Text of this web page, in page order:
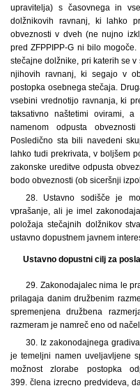
upravitelja) s časovnega in
dolžnikovih ravnanj, ki lahko
obveznosti v dveh (ne nujno
pred ZFPPIPP-G ni bilo
stečajne dolžnike, pri katerih se
njihovih ravnanj, ki segajo v
postopka osebnega stečaja.
vsebini vrednotijo ravnanja, ki
taksativno naštetimi ovirami,
namenom odpusta
Posledično sta bili navedeni
lahko tudi prekrivata, v boljšem
zakonske ureditve odpusta
bodo obveznosti (ob siceršnji
28. Ustavno sodišče je
vprašanje, ali je imel
položaja stečajnih dolžnikov
ustavno dopustnem javnem
Ustavno dopustni cilj za
29. Zakonodajalec nima le
prilagaja danim družbenim
spremenjena družbena
razmeram je namreč eno od
30. Iz zakonodajnega gradiva
je temeljni namen uveljavljene
možnost zlorabe postopka
399. člena izrecno predvideva,